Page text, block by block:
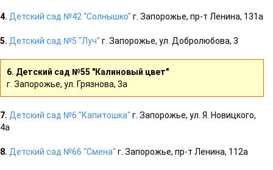
4. Детский сад №42 "Солнышко" г. Запорожье, пр-т Ленина, 131а
5. Детский сад №5 "Луч" г. Запорожье, ул. Добролюбова, 3
6. Детский сад №55 "Калиновый цвет"
г. Запорожье, ул. Грязнова, 3а
7. Детский сад №6 "Капитошка" г. Запорожье, ул. Я. Новицкого,
4а
8. Детский сад №66 "Смена" г. Запорожье, пр-т Ленина, 112а